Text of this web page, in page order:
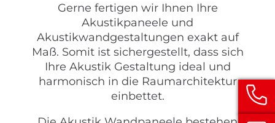
Gerne fertigen wir Ihnen Ihre
Akustikpaneele und
Akustikwandgestaltungen exakt auf
Maß. Somit ist sichergestellt, dass sich
Ihre Akustik Gestaltung ideal und
harmonisch in die Raumarchitektur
einbettet.